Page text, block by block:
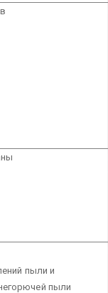
пыли и
пыли